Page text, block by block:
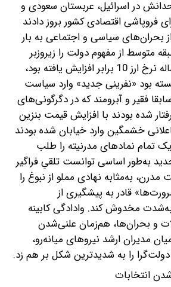
در اسرائیل، عربستان سعودی و
فروپاشی اقتصادی کشور بروز دادند
بحران‌های سیاسی و اجتماعی به بار
متوسط از مفهوم دولت را زیروزبر
می‌کرد. در بازه‌ای سه‌ساله نرخ ارز 10 برابر افزایش یافته بود،
بود «نفرینی جدید» وارد سیاست
فقیر و آبرومند که در دگرگونی‌های
شده بودند با افزایش قیمت بنزین
قامت فاعلانی خشمگین وارد خیابان شده بودند
تمام نمادهای مدرنیته را طلب
به‌طور اساسی توانست تلقیِ فراگیر
مدرن، به‌مثابه نهادی مملو از نبوغ را
قادر به‌ پیشگیری از
مخدوش کند. وادادگی کابینه
و بحران‌ها، هم‌زمان علنی‌شدن
مدیران ارشد نیروهای میانه‌رو،
را به شدیدترین شکل بر هم زد.
انتخابات